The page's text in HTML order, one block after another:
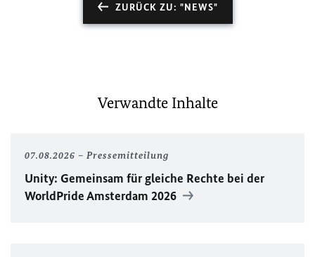
ZURÜCK ZU: "NEWS"
Verwandte Inhalte
07.08.2026 Pressemitteilung
Unity: Gemeinsam für gleiche Rechte bei der
WorldPrideAmsterdam 2026